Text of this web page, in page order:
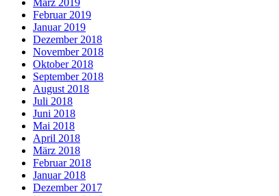
März 2019
Februar 2019
Januar 2019
Dezember 2018
November 2018
Oktober 2018
September 2018
August 2018
Juli 2018
Juni 2018
Mai 2018
April 2018
März 2018
Februar 2018
Januar 2018
Dezember 2017